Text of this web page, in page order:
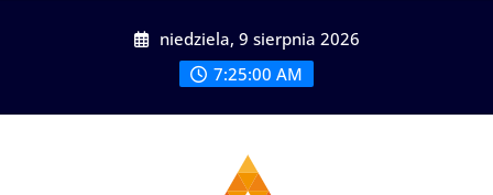
niedziela, 9 sierpnia 2026
7:25:02 AM